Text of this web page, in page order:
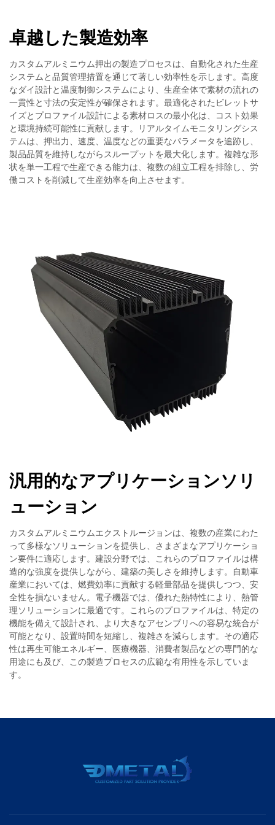
卓越した製造効率
カスタムアルミニウム押出の製造プロセスは、自動化された生産
システムと品質管理措置を通じて著しい効率性を示します。高度
なダイ設計と温度制御システムにより、生産全体で素材の流れの
一貫性と寸法の安定性が確保されます。最適化されたビレットサ
イズとプロファイル設計による素材ロスの最小化は、コスト効果
と環境持続可能性に貢献します。リアルタイムモニタリングシス
テムは、押出力、速度、温度などの重要なパラメータを追跡し、
製品品質を維持しながらスループットを最大化します。複雑な形
状を単一工程で生産できる能力は、複数の組立工程を排除し、労
働コストを削減して生産効率を向上させます。
汎用的なアプリケーションソリ
ューション
カスタムアルミニウムエクストルージョンは、複数の産業にわた
って多様なソリューションを提供し、さまざまなアプリケーショ
ン要件に適応します。建設分野では、これらのプロファイルは構
造的な強度を提供しながら、建築の美しさを維持します。自動車
産業においては、燃費効率に貢献する軽量部品を提供しつつ、安
全性を損ないません。電子機器では、優れた熱特性により、熱管
理ソリューションに最適です。これらのプロファイルは、特定の
機能を備えて設計され、より大きなアセンブリへの容易な統合が
可能となり、設置時間を短縮し、複雑さを減らします。その適応
性は再生可能エネルギー、医療機器、消費者製品などの専門的な
用途にも及び、この製造プロセスの広範な有用性を示していま
す。